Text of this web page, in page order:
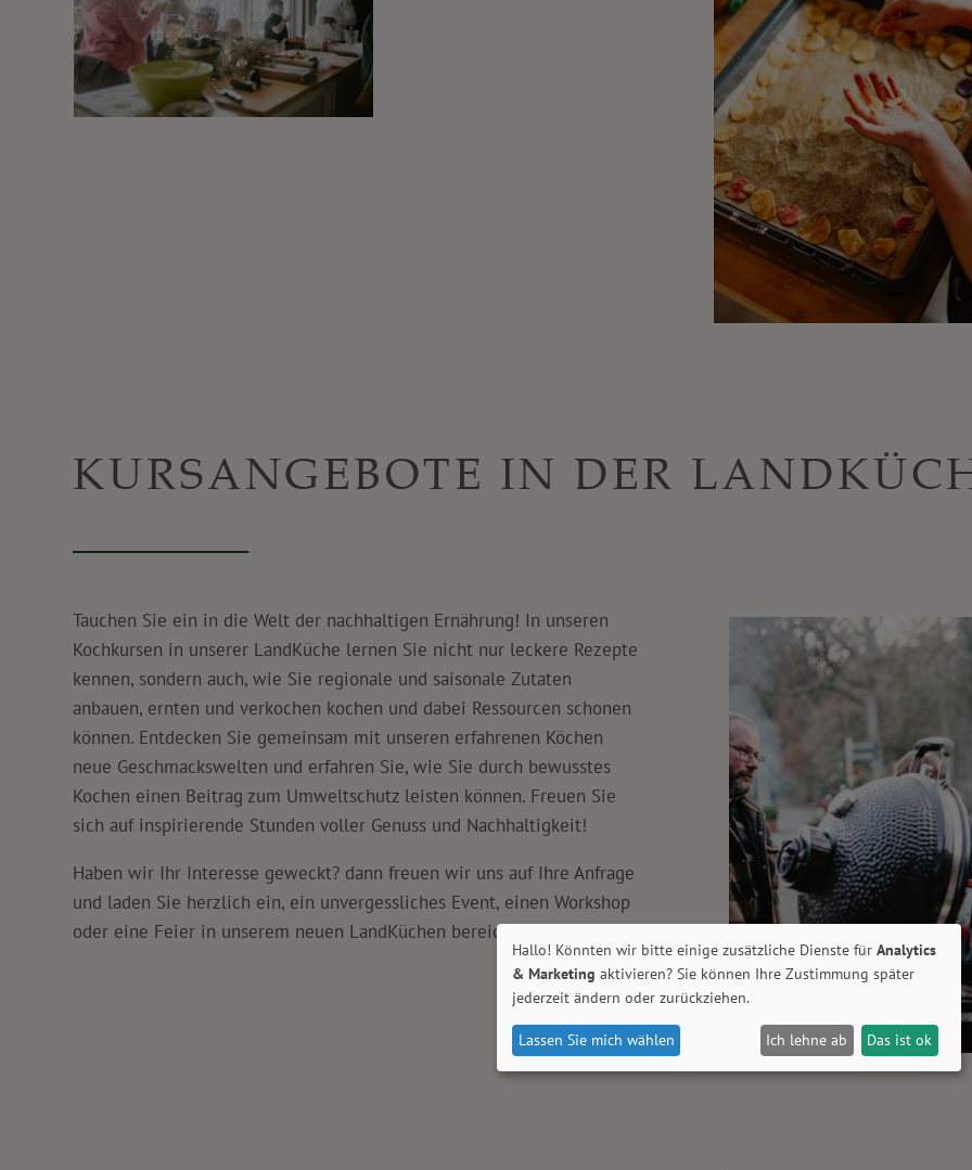
KURSANGEBOTE IN DER
Tauchen Sie ein in die Welt der nachhaltigen Ernährung! In unseren
Kochkursen in unserer LandKüche lernen Sie nicht nur leckere Rezepte
kennen, sondern auch, wie Sie regionale und saisonale Zutaten
anbauen, ernten und verkochen kochen und dabei Ressourcen schonen
können. Entdecken Sie gemeinsam mit unseren erfahrenen Köchen
neue Geschmackswelten und erfahren Sie, wie Sie durch bewusstes
Kochen einen Beitrag zum Umweltschutz leisten können. Freuen Sie
sich auf inspirierende Stunden voller Genuss und Nachhaltigkeit!
Haben wir Ihr Interesse geweckt? dann freuen wir uns auf Ihre Anfrage
und laden Sie herzlich ein, ein unvergessliches Event, einen Workshop
oder eine Feier in unserem neuen LandKüchen bereich zu veranstalten.
Hallo! Könnten wir bitte einige zusätzliche Dienste für Analytics
& Marketing aktivieren? Sie können Ihre Zustimmung später
jederzeit ändern oder zurückziehen.
Lassen Sie mich wählen Ich lehne ab Das ist ok